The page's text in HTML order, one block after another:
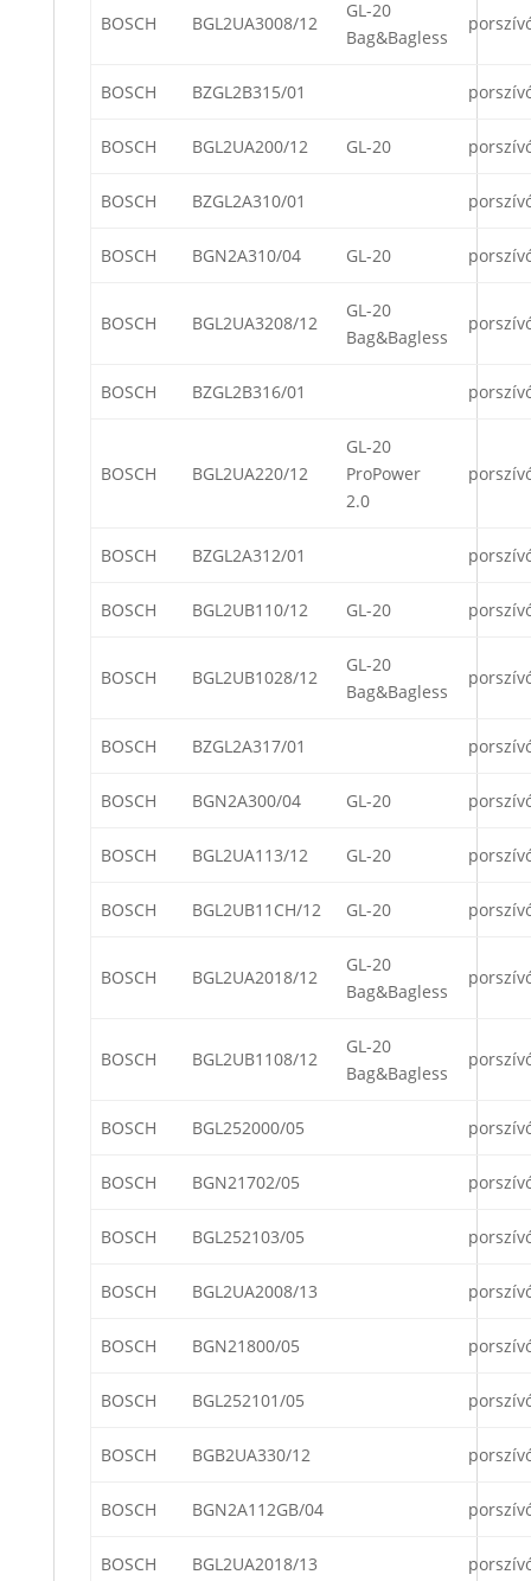
BOSCH BGL2UA3008/12
GL-20
Bag&Bagless
BOSCH BZGL2B315/01
BOSCH BGL2UA200/12 GL-20
BOSCH BZGL2A310/01
BOSCH BGN2A310/04 GL-20
BOSCH BGL2UA3208/12
GL-20
Bag&Bagless
BOSCH BZGL2B316/01
BOSCH BGL2UA220/12
GL-20
ProPower
2.0
BOSCH BZGL2A312/01
BOSCH BGL2UB110/12 GL-20
BOSCH BGL2UB1028/12
GL-20
Bag&Bagless
BOSCH BZGL2A317/01
BOSCH BGN2A300/04 GL-20
BOSCH BGL2UA113/12 GL-20
BOSCH BGL2UB11CH/12 GL-20
BOSCH BGL2UA2018/12
GL-20
Bag&Bagless
BOSCH BGL2UB1108/12
GL-20
Bag&Bagless
BOSCH BGL252000/05
BOSCH BGN21702/05
BOSCH BGL252103/05
BOSCH BGL2UA2008/13
BOSCH BGN21800/05
BOSCH BGL252101/05
BOSCH BGB2UA330/12
BOSCH BGN2A112GB/04
BOSCH BGL2UA2018/13